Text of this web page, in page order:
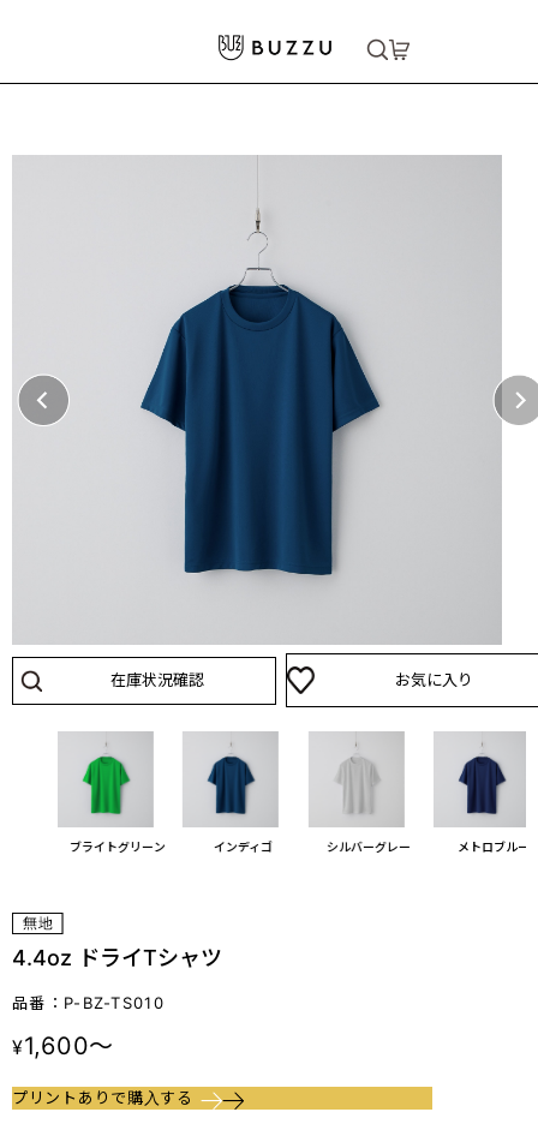
4.4oz ドライTシャツ
在庫状況確認 お気に入り
ブライトグリーン インディゴ シルバーグレー メトロブルー
4.4oz ドライTシャツ
品番：P-BZ-TS010
¥1,600～
プリントありで購入する